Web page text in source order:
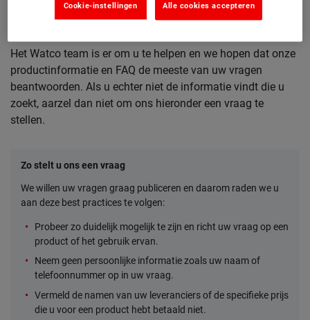
Hebt u een vraag?
Het Watco team is er om u te helpen en we hopen dat onze
productinformatie en FAQ de meeste van uw vragen
beantwoorden. Als u echter niet de informatie vindt die u
zoekt, aarzel dan niet om ons hieronder een vraag te
stellen.
Zo stelt u ons een vraag
We willen uw vragen graag publiceren en daarom raden we u
aan deze best practices te volgen:
Probeer zo duidelijk mogelijk te zijn en richt uw vraag op een
product of het gebruik ervan.
Neem geen persoonlijke informatie zoals uw naam of
telefoonnummer op in uw vraag.
Vermeld de namen van uw leveranciers of de specifieke prijs
die u voor een product hebt betaald niet.
Alle cookies accepteren
Cookie-instellingen